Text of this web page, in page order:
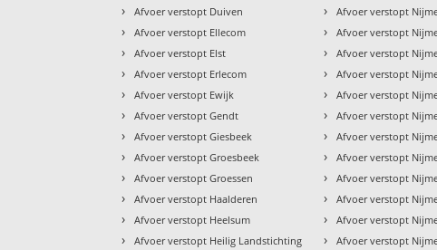
› Afvoer verstopt Duiven
› Afvoer verstopt Ellecom
› Afvoer verstopt Elst
› Afvoer verstopt Erlecom
› Afvoer verstopt Ewijk
› Afvoer verstopt Gendt
› Afvoer verstopt Giesbeek
› Afvoer verstopt Groesbeek
› Afvoer verstopt Groessen
› Afvoer verstopt Haalderen
› Afvoer verstopt Heelsum
› Afvoer verstopt Heilig Landstichting
› Afvoer verstopt
› Afvoer verstopt
› Afvoer verstopt
› Afvoer verstopt
› Afvoer verstopt
› Afvoer verstopt
› Afvoer verstopt
› Afvoer verstopt
› Afvoer verstopt
› Afvoer verstopt
› Afvoer verstopt
› Afvoer verstopt